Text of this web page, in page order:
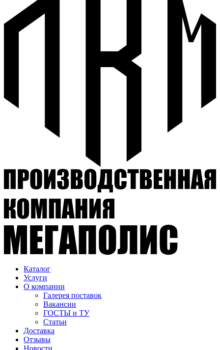
Каталог
Услуги
О компании
Галерея поставок
Вакансии
ГОСТЫ и ТУ
Статьи
Доставка
Отзывы